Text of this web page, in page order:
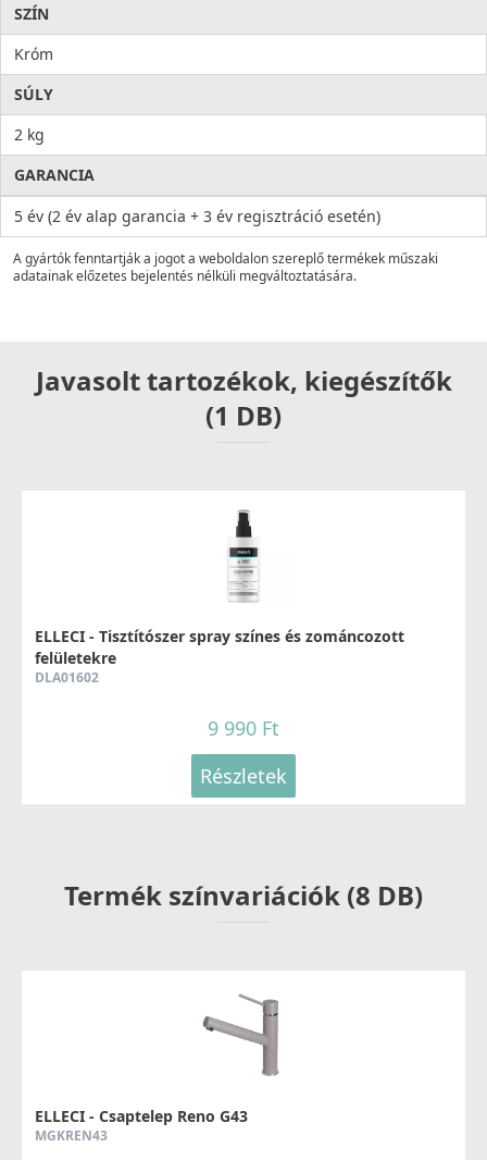
SZÍN
Króm
SÚLY
2 kg
GARANCIA
5 év (2 év alap garancia + 3 év regisztráció esetén)
A gyártók fenntartják a jogot a weboldalon szereplő termékek műszaki
adatainak előzetes bejelentés nélküli megváltoztatására.
Javasolt tartozékok, kiegészítők
(1 DB)
ELLECI - Tisztítószer spray színes és zománcozott
felületekre
DLA01602
9 990 Ft
Részletek
Termék színvariációk (8 DB)
ELLECI - Csaptelep Reno G43
MGKREN43